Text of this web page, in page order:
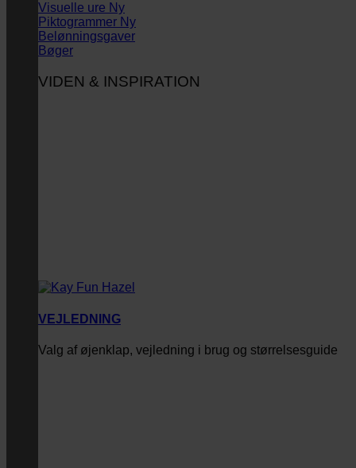
Visuelle ure
Piktogrammer
Belønningsgaver
Bøger
VIDEN & INSPIRATION
VEJLEDNING
Valg af øjenklap, vejledning i brug og størrelsesguide